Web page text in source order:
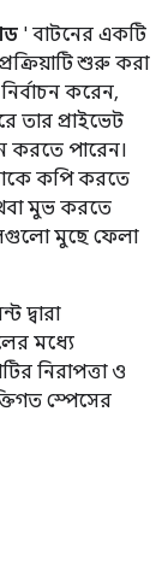
' বাটনের একটি
শুরু করা
করেন,
তার প্রাইভেট
করতে পারেন।
কপি করতে
মুভ করতে
মুছে ফেলা
দ্বারা
মধ্যে
নিরাপত্তা ও
স্পেসের